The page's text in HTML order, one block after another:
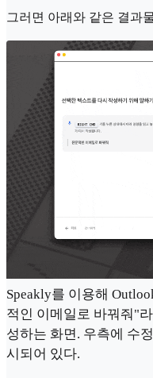
그러면 아래와 같은 결과
Speakly를 이용해
적인 이메일로 바꿔줘"
성하는 화면. 우측에 수
시되어 있다.